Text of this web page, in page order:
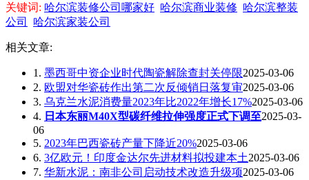
关键词: 哈尔滨装修公司哪家好 哈尔滨商业装修 哈尔滨整装
公司
哈尔滨家装公司
相关文章:
1. 墨西哥中资企业时代陶瓷解除查封关停限2025-03-06
2. 欧盟对华瓷砖作出第二次反倾销日落复审2025-03-06
3. 乌克兰水泥消费量2023年比2022年增长17%2025-03-06
4. 日本东丽M40X型碳纤维拉伸强度正式下调至2025-03-
06
5. 2023年巴西瓷砖产量下降近20%2025-03-06
6. 3亿欧元！印度金达尔先进材料拟投建本土2025-03-06
7. 华新水泥：南非公司启动技术改造升级项2025-03-06